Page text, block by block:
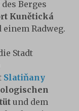
Berges
Kunětická
Radweg.
Stadt
Slatiňany
und dem